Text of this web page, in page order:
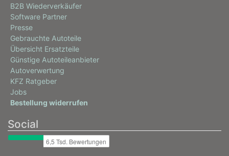
B2B Wiederverkäufer
Software Partner
Presse
Gebrauchte Autoteile
Übersicht Ersatzteile
Günstige Autoteileanbieter
Autoverwertung
KFZ Ratgeber
Jobs
Bestellung widerrufen
Social